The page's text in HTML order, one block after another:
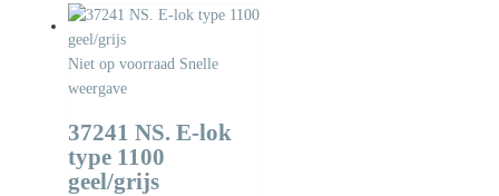
Niet op voorraad Snelle
weergave
37241 NS. E-lok
type 1100
geel/grijs